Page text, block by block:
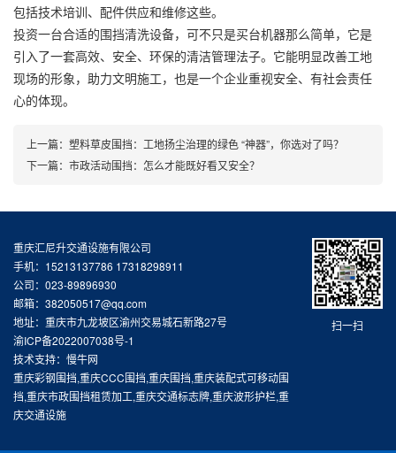
包括技术培训、配件供应和维修这些。
投资一台合适的围挡清洗设备，可不只是买台机器那么简单，它是
引入了一套高效、安全、环保的清洁管理法子。它能明显改善工地
现场的形象，助力文明施工，也是一个企业重视安全、有社会责任
心的体现。
上一篇： 塑料草皮围挡：工地扬尘治理的绿色 “神器”，你选对了吗？
下一篇： 市政活动围挡：怎么才能既好看又安全？
扫一扫
重庆汇尼升交通设施有限公司
手机：15213137786 17318298911
公司：023-89896930
邮箱：382050517@qq.com
地址：重庆市九龙坡区渝州交易城石新路27号
渝ICP备2022007038号-1
技术支持：慢牛网
重庆彩钢围挡,重庆CCC围挡,重庆围挡,重庆装配式可移动围
挡,重庆市政围挡租赁加工,重庆交通标志牌,重庆波形护栏,重
庆交通设施